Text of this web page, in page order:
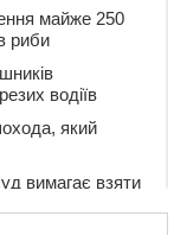
майже 250
риби
водіїв
який
вимагає взяти